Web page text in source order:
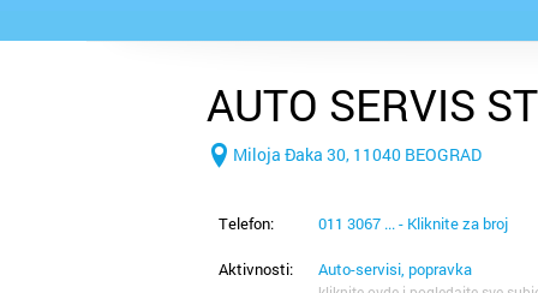
AUTO SERVIS
Miloja Đaka 30, 11040 BEOGRAD
Telefon: 011 3067 ... - Kliknite za broj
Aktivnosti: Auto-servisi, popravka